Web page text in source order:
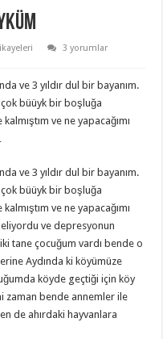
3 yorumlar
ve 3 yıldır dul bir bayanım.
büüyk bir boşluğa
ve ne yapacağımı
ve 3 yıldır dul bir bayanım.
büüyk bir boşluğa
ve ne yapacağımı
ve depresyonun
tane çocuğum vardı bende o
Aydında ki köyümüze
köyde geçtiği için köy
zaman bende annemler ile
de ahırdaki hayvanlara